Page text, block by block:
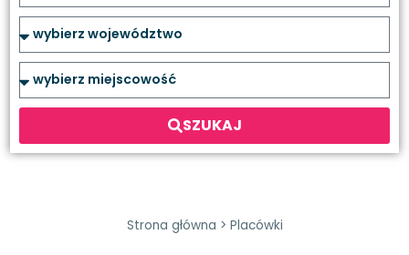
SZUKAJ
Strona główna > Placówki